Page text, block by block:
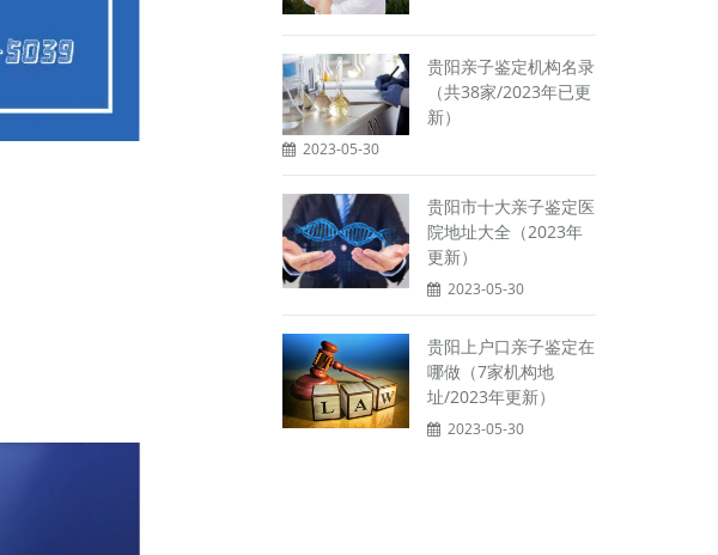
贵阳亲子鉴定机构名录
（共38家/2023年已更
新）
2023-05-30
贵阳市十大亲子鉴定医
院地址大全（2023年
更新）
2023-05-30
贵阳上户口亲子鉴定在
哪做（7家机构地
址/2023年更新）
2023-05-30